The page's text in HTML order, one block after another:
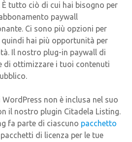
È tutto ciò di cui hai bisogno per
paywall
Ci sono più opzioni per
hai più opportunità per
Il nostro plug-in paywall di
di ottimizzare i tuoi contenuti
non è inclusa nel suo
il nostro plugin Citadela Listing.
fa parte di ciascuno pacchetto
di licenza per le tue